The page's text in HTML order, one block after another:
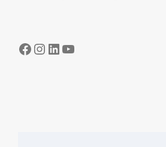
Facebook
Instagram
LinkedIn
YouTube